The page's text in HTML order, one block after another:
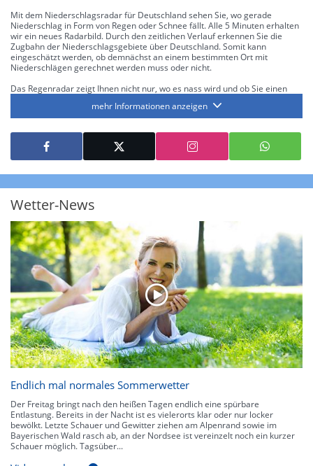
Mit dem Niederschlagsradar für Deutschland sehen Sie, wo gerade
Niederschlag in Form von Regen oder Schnee fällt. Alle 5 Minuten erhalten
wir ein neues Radarbild. Durch den zeitlichen Verlauf erkennen Sie die
Zugbahn der Niederschlagsgebiete über Deutschland. Somit kann
eingeschätzt werden, ob demnächst an einem bestimmten Ort mit
Niederschlägen gerechnet werden muss oder nicht.
Das Regenradar zeigt Ihnen nicht nur, wo es nass wird und ob Sie einen
die Niederschlagsintensität. Diese bezieht sich laut offiziellen Richtlinien
jeweils auf die Niederschlagsmenge in l/m² pro Stunde Regen- bzw.
Schneefall. Die 6 Stufen sind wie folgt gegliedert: Die hellen Blautöne
symbolisieren leichte bis mäßige Regen- bzw. Schneefälle mit einer
Intensität bis 8.1 l/m² pro Stunde. Dunkelblau repräsentiert mäßige bis
starke Niederschläge bis 35 l/m² pro Stunde. Hier können bereits Gewitter
auftreten. Extreme bzw. unwetterartige Niederschlagsereignisse mit
über 150 l/m² pro Stunde an. Solche
Neben der Niederschlagsintensität kann auch die Zuggeschwindigkeit der
Niederschlagsgebiete und damit die Niederschlagsdauer abgeschätzt
werden. Neben der 5-minütigen Radaraufzeichnung gibt es eine
Niederschlagsprognose für die nächsten 2 Stunden. So sehen Sie genau,
wann und wo in Deutschland mit Regen oder Schneefall zu rechnen ist bzw.
kennen zu jeder Zeit den genauen Verlauf einer Niederschlagsfront.
mehr Informationen anzeigen
Wetter-News
Endlich mal normales Sommerwetter
Der Freitag bringt nach den heißen Tagen endlich eine spürbare
Entlastung. Bereits in der Nacht ist es vielerorts klar oder nur locker
bewölkt. Letzte Schauer und Gewitter ziehen am Alpenrand sowie im
Bayerischen Wald rasch ab, an der Nordsee ist vereinzelt noch ein kurzer
Schauer möglich. Tagsüber...